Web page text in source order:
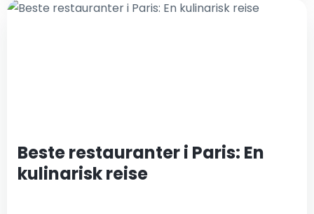
Beste restauranter i Paris: En
kulinarisk reise